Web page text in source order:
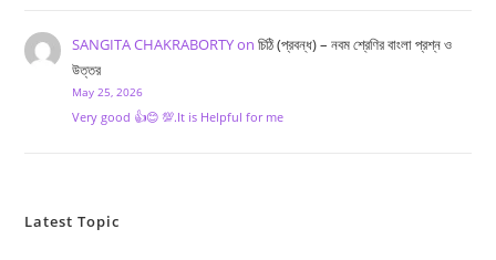
SANGITA CHAKRABORTYon চিঠি (প্রবন্ধ) – নবম শ্রেণির বাংলা প্রশ্ন ও
উত্তর
May 25, 2026
Very good 👍😊 💯.It is Helpful for me
Latest Topic